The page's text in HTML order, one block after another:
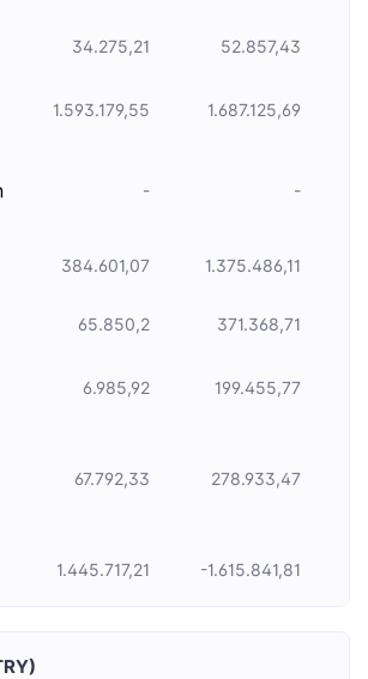
34.275,21 52.857,43
1.593.179,55 1.687.125,69
- -
384.601,07 1.375.486,11
65.850,2 371.368,71
6.985,92 199.455,77
67.792,33 278.933,47
1.445.717,21 -1.615.841,81